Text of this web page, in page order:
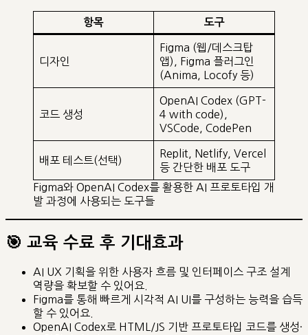
항목 도구
디자인
Figma (웹/데스크탑
앱), Figma 플러그인
(Anima, Locofy 등)
코드 생성
OpenAI Codex (GPT-
4 with code),
VSCode, CodePen
배포 테스트(선택)
Replit, Netlify, Vercel
등 간단한 배포 도구
Figma와 OpenAI Codex를 활용한 AI 프로토타입 개
발 과정에 사용되는 도구들
🎯 교육 수료 후 기대효과
AI UX 기획을 위한 사용자 흐름 및 인터페이스 구조 설계
역량을 확보할 수 있어요.
Figma를 통해 빠르게 시각적 AI UI를 구성하는 능력을 습득
할 수 있어요.
OpenAI Codex로 HTML/JS 기반 프로토타입 코드를 생성·